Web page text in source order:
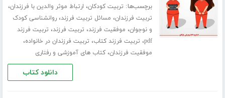
برچسب‌ها: تربیت کودکان، ارتباط موثر والدین با فرزندان،
تربیت فرزندان، مسائل تربیت فرزند،روانشناسی کودک
و نوجوان، موفقیت فرزند، تربیت فرزند، تربیت فرزند
pdf، تربیت فرزند کتاب، تربیت فرزندان در خانواده،
موفقیت فرزندان،کتاب های آموزشی و رفتاری
دانلود کتاب